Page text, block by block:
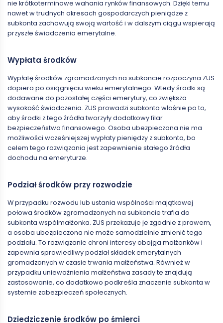
nie krótkoterminowe wahania rynków finansowych. Dzięki temu
nawet w trudnych okresach gospodarczych pieniądze z
subkonta zachowują swoją wartość i w dalszym ciągu wspierają
przyszłe świadczenia emerytalne.
Wypłata środków
Wypłatę środków zgromadzonych na subkoncie rozpoczyna ZUS
dopiero po osiągnięciu wieku emerytalnego. Wtedy środki są
dodawane do pozostałej części emerytury, co zwiększa
wysokość świadczenia. ZUS prowadzi subkonto właśnie po to,
aby środki z tego źródła tworzyły dodatkowy filar
bezpieczeństwa finansowego. Osoba ubezpieczona nie ma
możliwości wcześniejszej wypłaty pieniędzy z subkonta, bo
celem tego rozwiązania jest zapewnienie stałego źródła
dochodu na emeryturze.
Podział środków przy rozwodzie
W przypadku rozwodu lub ustania wspólności majątkowej
połowa środków zgromadzonych na subkoncie trafia do
subkonta współmałżonka. ZUS przekazuje je zgodnie z prawem,
a osoba ubezpieczona nie może samodzielnie zmienić tego
podziału. To rozwiązanie chroni interesy obojga małżonków i
zapewnia sprawiedliwy podział składek emerytalnych
gromadzonych w czasie trwania małżeństwa. Również w
przypadku unieważnienia małżeństwa zasady te znajdują
zastosowanie, co dodatkowo podkreśla znaczenie subkonta w
systemie zabezpieczeń społecznych.
Dziedziczenie środków po śmierci